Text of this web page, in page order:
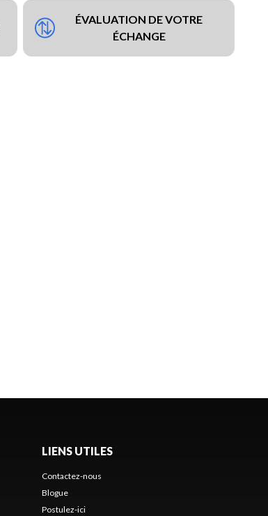
ÉVALUATION DE VOTRE
ÉCHANGE
LIENS UTILES
Contactez-nous
Blogue
Postulez-ici